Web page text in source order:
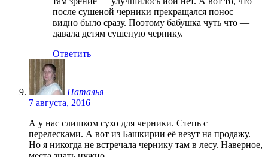
после сушеной черники прекращался понос —
видно было сразу. Поэтому бабушка чуть что —
давала детям сушеную чернику.
Ответить
Наталья
7 августа, 2016
А у нас слишком сухо для черники. Степь с
перелесками. А вот из Башкирии её везут на продажу.
Но я никогда не встречала чернику там в лесу. Наверное,